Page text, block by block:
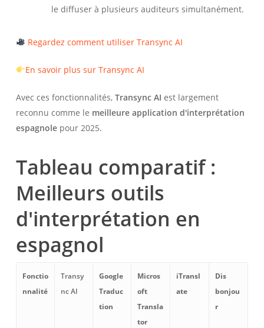
le diffuser à plusieurs auditeurs simultanément.
Regardez comment utiliser Transync AI
En savoir plus sur Transync AI
Avec ces fonctionnalités, Transync AI est largement
reconnu comme le meilleure application d'interprétation
espagnolepour 2025.
Tableau comparatif :
Meilleurs outils
d'interprétation en
espagnol
Fonctio
nnalité
Transy
nc AI
Google
Traduc
tion
Micros
oft
Transla
tor
iTransl
ate
Dis
bonjou
r